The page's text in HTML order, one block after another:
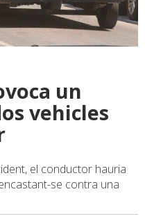
un
vehicles
el conductor hauria
se contra una